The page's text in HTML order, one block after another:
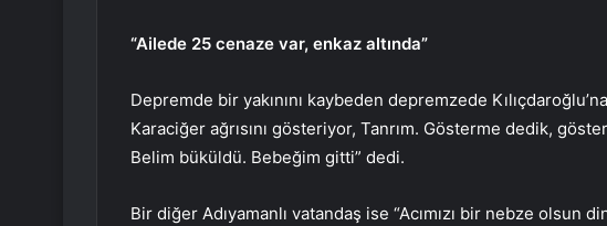
“Ailede 25 cenaze var, enkaz altında”
Depremde bir yakınını kaybeden depremzede
Karaciğer ağrısını gösteriyor, Tanrım. Gösterme dedik,
Belim büküldü. Bebeğim gitti” dedi.
Bir diğer Adıyamanlı vatandaş ise “Acımızı bir nebze olsun